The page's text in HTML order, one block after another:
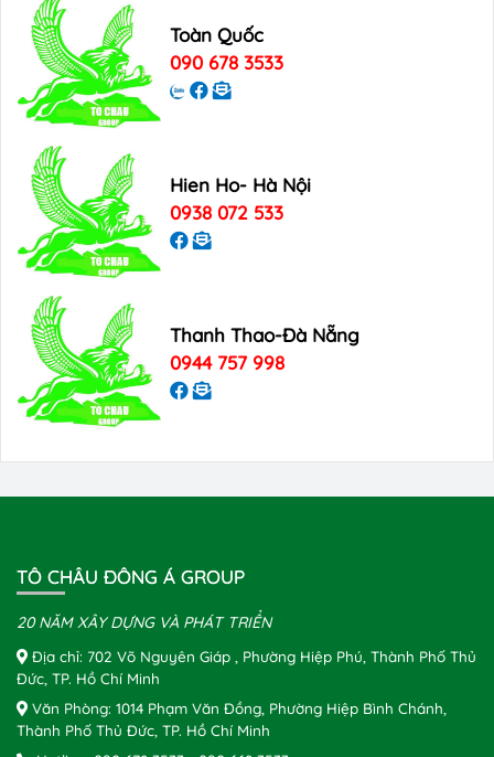
Toàn Quốc
090 678 3533
Hien Ho- Hà Nội
0938 072 533
Thanh Thao-Đà Nẵng
0944 757 998
TÔ CHÂU ĐÔNG Á GROUP
20 NĂM XÂY DỰNG VÀ PHÁT TRIỂN
Địa chỉ: 702 Võ Nguyên Giáp , Phường Hiệp Phú, Thành Phố Thủ
Đức, TP. Hồ Chí Minh
Văn Phòng: 1014 Phạm Văn Đồng, Phường Hiệp Bình Chánh,
Thành Phố Thủ Đức, TP. Hồ Chí Minh